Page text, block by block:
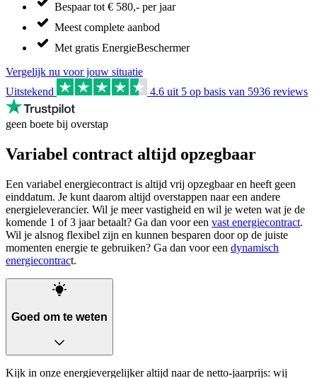
Bespaar tot € 580,- per jaar
Meest complete aanbod
Met gratis EnergieBeschermer
Vergelijk nu voor jouw situatie
Uitstekend
4.6 uit 5 op basis van 5936 reviews
geen boete bij overstap
Variabel contract altijd opzegbaar
Een variabel energiecontract is altijd vrij opzegbaar en heeft geen
einddatum. Je kunt daarom altijd overstappen naar een andere
energieleverancier. Wil je meer vastigheid en wil je weten wat je de
komende 1 of 3 jaar betaalt? Ga dan voor een vast energiecontract.
Wil je alsnog flexibel zijn en kunnen besparen door op de juiste
momenten energie te gebruiken? Ga dan voor een dynamisch
energiecontract.
Goed om te weten
Kijk in onze energievergelijker altijd naar de netto-jaarprijs: wij